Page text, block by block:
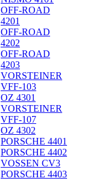
OFF-ROAD
4201
OFF-ROAD
4202
OFF-ROAD
4203
VORSTEINER
VFF-103
OZ 4301
VORSTEINER
VFF-107
OZ 4302
PORSCHE 4401
PORSCHE 4402
VOSSEN CV3
PORSCHE 4403